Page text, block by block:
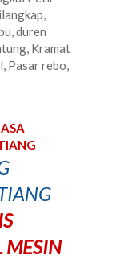
duren
Kramat
Pasar rebo,
MESIN